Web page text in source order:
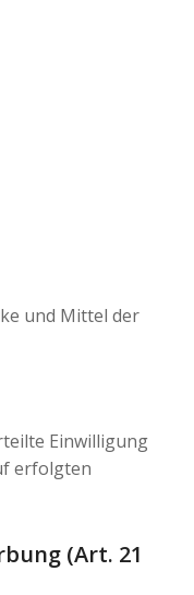
und Mittel der
Einwilligung
erfolgten
(Art. 21